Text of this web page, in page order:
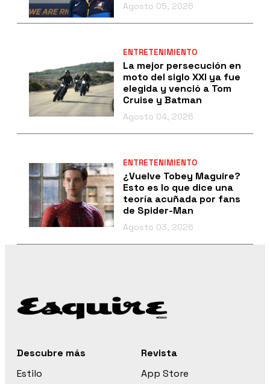
Agosto 05, 2026
ENTRETENIMIENTO
La mejor persecución en
moto del siglo XXI ya fue
elegida y venció a Tom
Cruise y Batman
Agosto 04, 2026
ENTRETENIMIENTO
¿Vuelve Tobey Maguire?
Esto es lo que dice una
teoría acuñada por fans
de Spider-Man
Agosto 03, 2026
Descubre más
Estilo
Revista
App Store